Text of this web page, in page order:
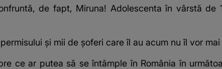
de fapt, Miruna! Adolescenta în vârstă
și mii de șoferi care îl au acum nu îl vor
ce ar putea să se întâmple în România în